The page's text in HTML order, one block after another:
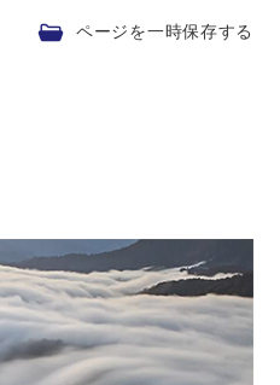
ページを一時保存する